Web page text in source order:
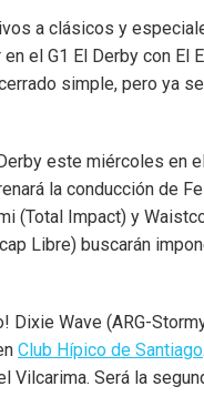
a clásicos y
el G1 El Derby con
simple, pero ya
este miércoles
la conducción de
(Total Impact) y
Libre) buscarán
Wave (ARG-
Club Hípico de Santiago
Será la